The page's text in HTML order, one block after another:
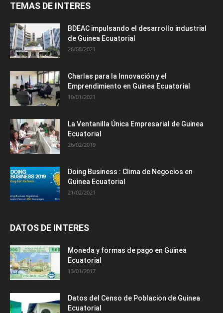
TEMAS DE INTERES
BDEAC impulsando el desarrollo industrial
de Guinea Ecuatorial
26/08/2021
Charlas para la Innovación y el
Emprendimiento en Guinea Ecuatorial
10/01/2021
La Ventanilla Única Empresarial de Guinea
Ecuatorial
26/02/2019
Doing Business : Clima de Negocios en
Guinea Ecuatorial
21/02/2021
DATOS DE INTERES
Moneda y formas de pago en Guinea
Ecuatorial
13/01/2017
Datos del Censo de Poblacion de Guinea
Ecuatorial